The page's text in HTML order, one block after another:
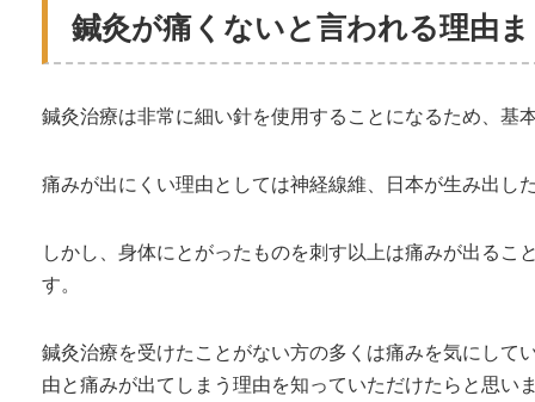
鍼灸が痛くないと言われる理由
鍼灸治療は非常に細い針を使用することになるため、基
痛みが出にくい理由としては神経線維、日本が生み出し
しかし、身体にとがったものを刺す以上は痛みが出る
す。
鍼灸治療を受けたことがない方の多くは痛みを気にして
由と痛みが出てしまう理由を知っていただけたらと思い